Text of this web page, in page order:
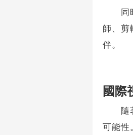
同時
師、剪
伴。
國際
隨著
可能性